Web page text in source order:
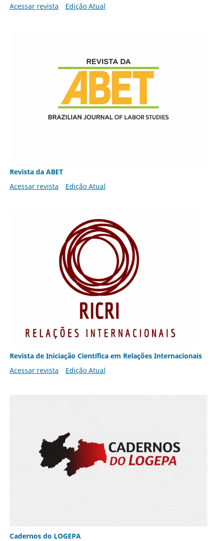
Acessar revista Edição Atual
Revista da ABET
Acessar revista
Edição Atual
Revista de Iniciação Científica em Relações Internacionais
Acessar revista
Edição Atual
Cadernos do LOGEPA